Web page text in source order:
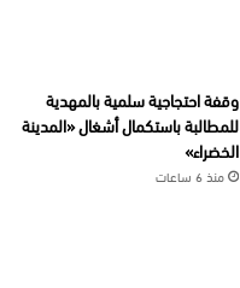
وقفة احتجاجية سلمية بالمهدية
للمطالبة باستكمال أشغال «المدينة
الخضراء»
منذ 6 ساعات